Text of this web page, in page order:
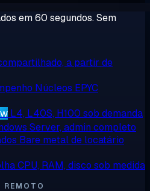
em 60 segundos. Sem
a partir de
Núcleos EPYC
L4, L40S, H100 sob demanda
Server, admin completo
Bare metal de locatário
CPU, RAM, disco sob medida